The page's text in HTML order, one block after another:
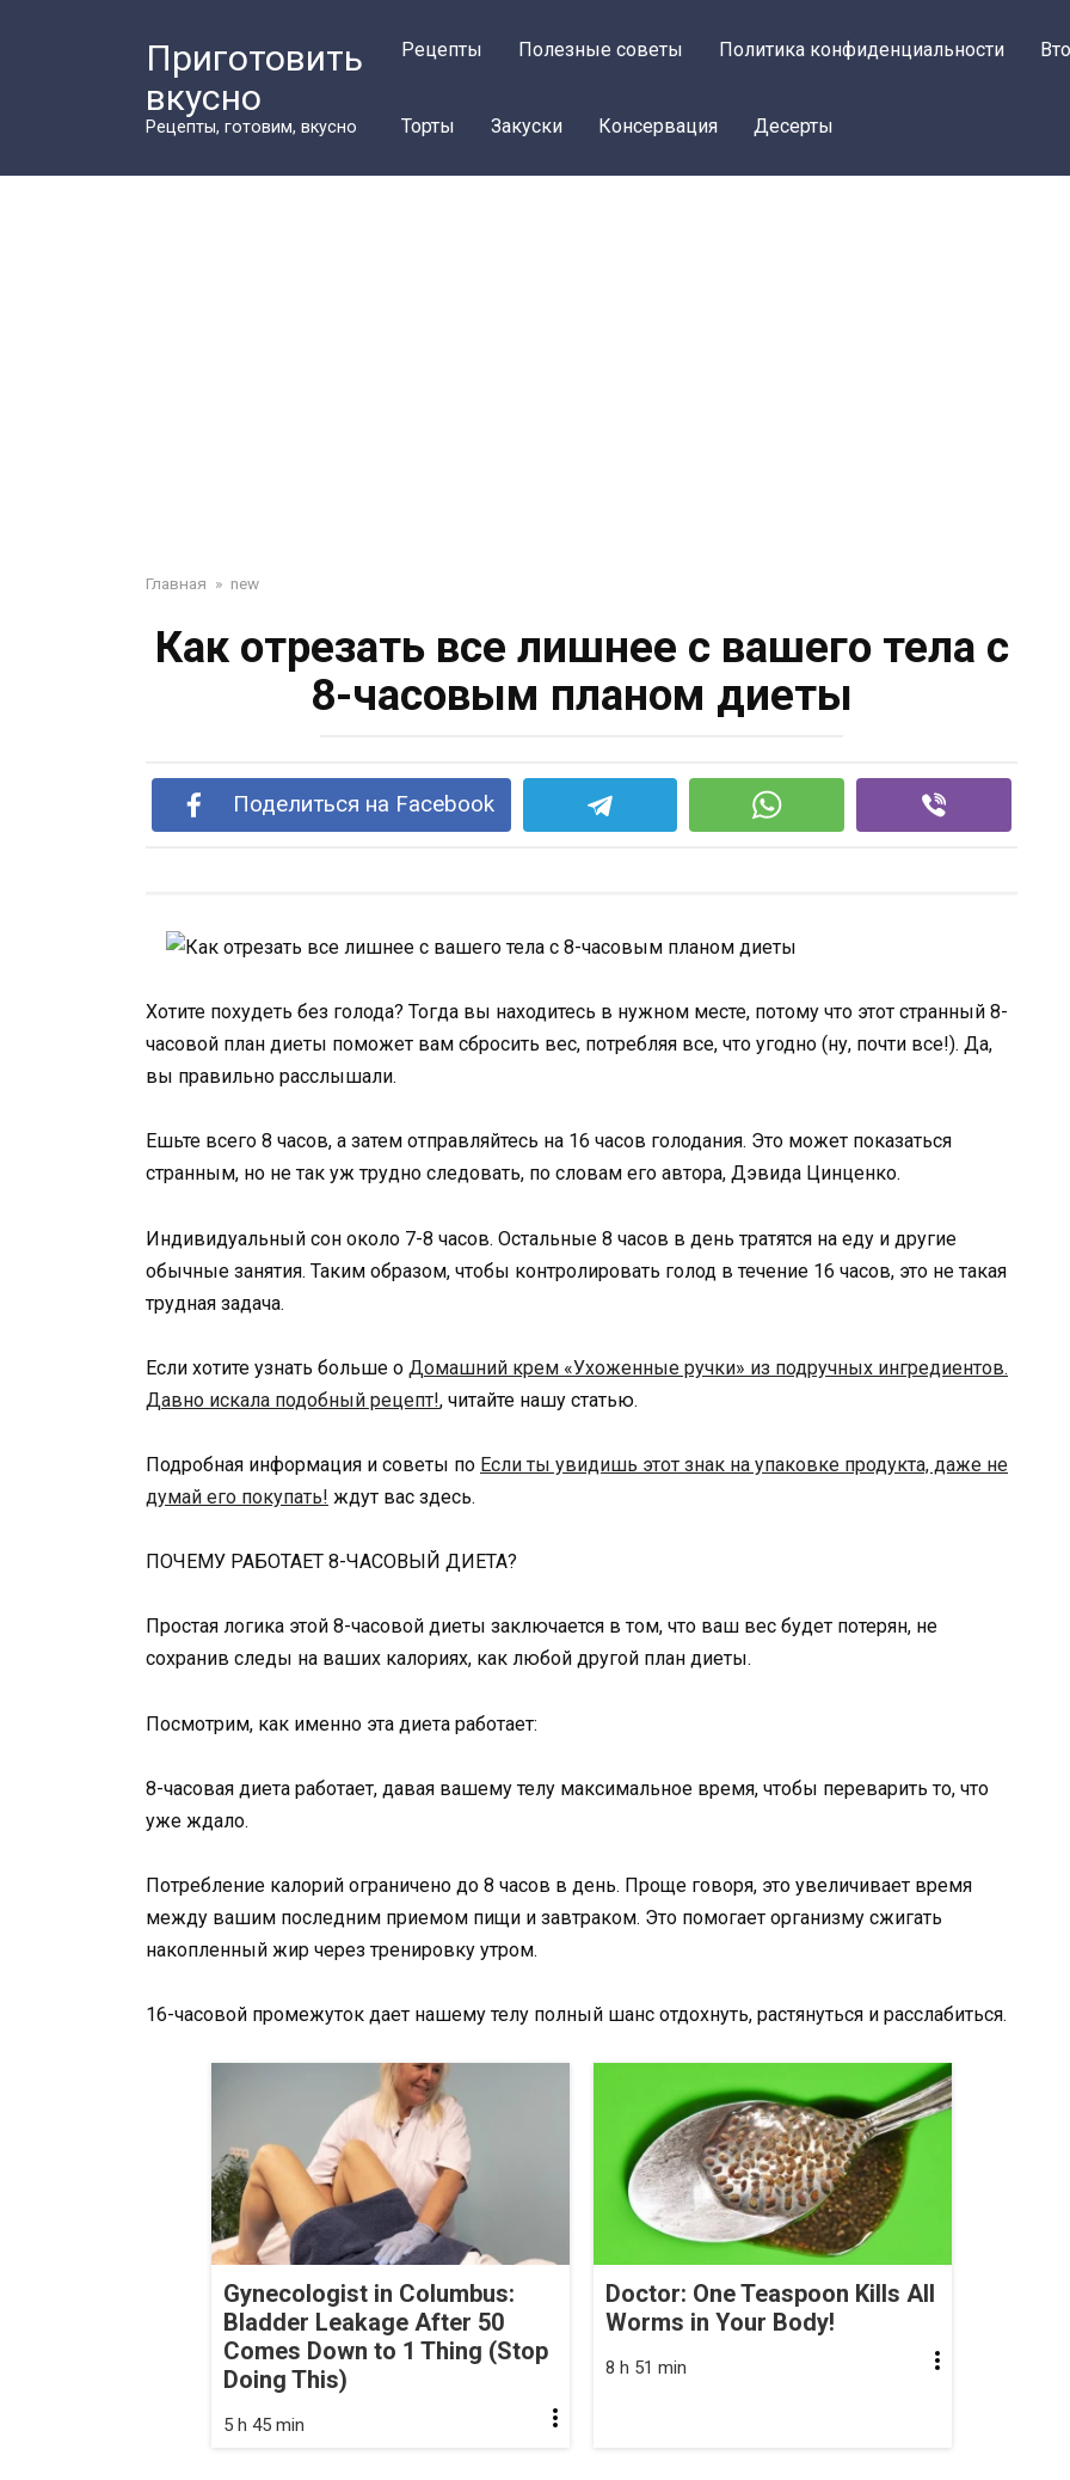
Приготовить
вкусно
Рецепты, готовим, вкусно
Рецепты Полезные советы Политика конфиденциальности
Торты Закуски Консервация Десерты
Главная » new
Как отрезать все лишнее с вашего тела с
8-часовым планом диеты
Поделиться на Facebook
Хотите похудеть без голода? Тогда вы находитесь в нужном месте, потому что этот странный 8-
часовой план диеты поможет вам сбросить вес, потребляя все, что угодно (ну, почти все!). Да,
вы правильно расслышали.
Ешьте всего 8 часов, а затем отправляйтесь на 16 часов голодания. Это может показаться
странным, но не так уж трудно следовать, по словам его автора, Дэвида Цинценко.
Индивидуальный сон около 7-8 часов. Остальные 8 часов в день тратятся на еду и другие
обычные занятия. Таким образом, чтобы контролировать голод в течение 16 часов, это не такая
трудная задача.
Если хотите узнать больше о Домашний крем «Ухоженные ручки» из подручных ингредиентов.
Давно искала подобный рецепт!, читайте нашу статью.
Подробная информация и советы по Если ты увидишь этот знак на упаковке продукта, даже не
думай его покупать! ждут вас здесь.
ПОЧЕМУ РАБОТАЕТ 8-ЧАСОВЫЙ ДИЕТА?
Простая логика этой 8-часовой диеты заключается в том, что ваш вес будет потерян, не
сохранив следы на ваших калориях, как любой другой план диеты.
Посмотрим, как именно эта диета работает:
8-часовая диета работает, давая вашему телу максимальное время, чтобы переварить то, что
уже ждало.
Потребление калорий ограничено до 8 часов в день. Проще говоря, это увеличивает время
между вашим последним приемом пищи и завтраком. Это помогает организму сжигать
накопленный жир через тренировку утром.
16-часовой промежуток дает нашему телу полный шанс отдохнуть, растянуться и расслабиться.
Gynecologist in Columbus:
Bladder Leakage After 50
Comes Down to 1 Thing (Stop
Doing This)
5 h 45 min
Doctor: One Teaspoon Kills All
Worms in Your Body!
8 h 51 min